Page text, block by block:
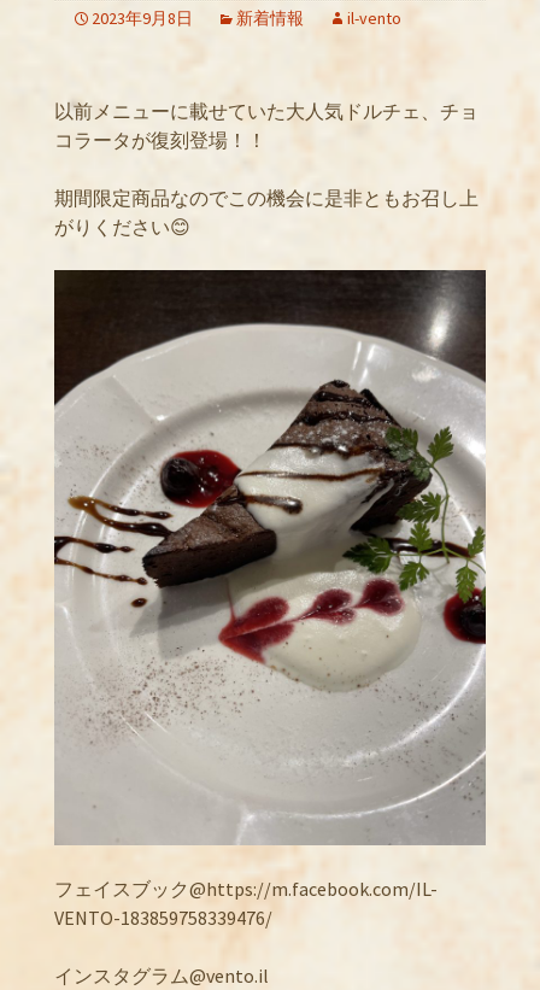
2023年9月8日 新着情報 il-vento
以前メニューに載せていた大人気ドルチェ、チョ
コラータが復刻登場！！
期間限定商品なのでこの機会に是非ともお召し上
がりください😊
フェイスブック@https://m.facebook.com/IL-
VENTO-183859758339476/
インスタグラム@vento.il